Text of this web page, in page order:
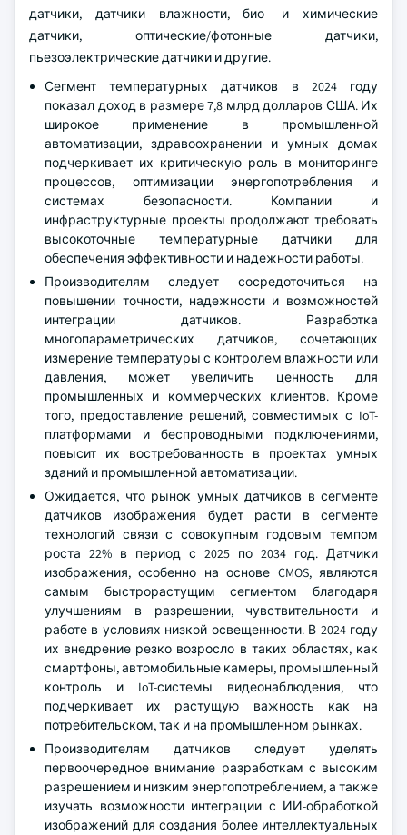
датчики, датчики влажности, био- и химические
датчики, оптические/фотонные датчики,
пьезоэлектрические датчики и другие.
Сегмент температурных датчиков в 2024 году
показал доход в размере 7,8 млрд долларов США. Их
широкое применение в промышленной
автоматизации, здравоохранении и умных домах
подчеркивает их критическую роль в мониторинге
процессов, оптимизации энергопотребления и
системах безопасности. Компании и
инфраструктурные проекты продолжают требовать
высокоточные температурные датчики для
обеспечения эффективности и надежности работы.
Производителям следует сосредоточиться на
повышении точности, надежности и возможностей
интеграции датчиков. Разработка
многопараметрических датчиков, сочетающих
измерение температуры с контролем влажности или
давления, может увеличить ценность для
промышленных и коммерческих клиентов. Кроме
того, предоставление решений, совместимых с IoT-
платформами и беспроводными подключениями,
повысит их востребованность в проектах умных
зданий и промышленной автоматизации.
Ожидается, что рынок умных датчиков в сегменте
датчиков изображения будет расти в сегменте
технологий связи с совокупным годовым темпом
роста 22% в период с 2025 по 2034 год. Датчики
изображения, особенно на основе CMOS, являются
самым быстрорастущим сегментом благодаря
улучшениям в разрешении, чувствительности и
работе в условиях низкой освещенности. В 2024 году
их внедрение резко возросло в таких областях, как
смартфоны, автомобильные камеры, промышленный
контроль и IoT-системы видеонаблюдения, что
подчеркивает их растущую важность как на
потребительском, так и на промышленном рынках.
Производителям датчиков следует уделять
первоочередное внимание разработкам с высоким
разрешением и низким энергопотреблением, а также
изучать возможности интеграции с ИИ-обработкой
изображений для создания более интеллектуальных